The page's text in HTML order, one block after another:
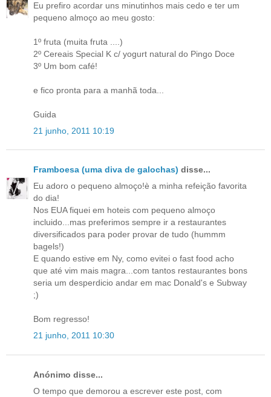
Eu prefiro acordar uns minutinhos mais cedo e ter um
pequeno almoço ao meu gosto:
1º fruta (muita fruta ....)
2º Cereais Special K c/ yogurt natural do Pingo Doce
3º Um bom café!
e fico pronta para a manhã toda...
Guida
21 junho, 2011 10:19
Framboesa (uma diva de galochas) disse...
Eu adoro o pequeno almoço!è a minha refeição favorita
do dia!
Nos EUA fiquei em hoteis com pequeno almoço
incluido...mas preferimos sempre ir a restaurantes
diversificados para poder provar de tudo (hummm
bagels!)
E quando estive em Ny, como evitei o fast food acho
que até vim mais magra...com tantos restaurantes bons
seria um desperdicio andar em mac Donald's e Subway
;)
Bom regresso!
21 junho, 2011 10:30
Anónimo disse...
O tempo que demorou a escrever este post, com